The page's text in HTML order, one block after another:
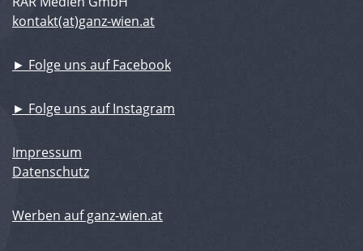
kontakt(at)ganz-wien.at
► Folge uns auf Facebook
► Folge uns auf Instagram
Impressum
Datenschutz
Werben auf ganz-wien.at